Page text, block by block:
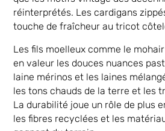
réinterprétés. Les cardigans
touche de fraîcheur au tricot
Les fils moelleux comme le
en valeur les douces nuances
laine mérinos et les laines
les tons chauds de la terre et les
La durabilité joue un rôle de plus
les fibres recyclées et les